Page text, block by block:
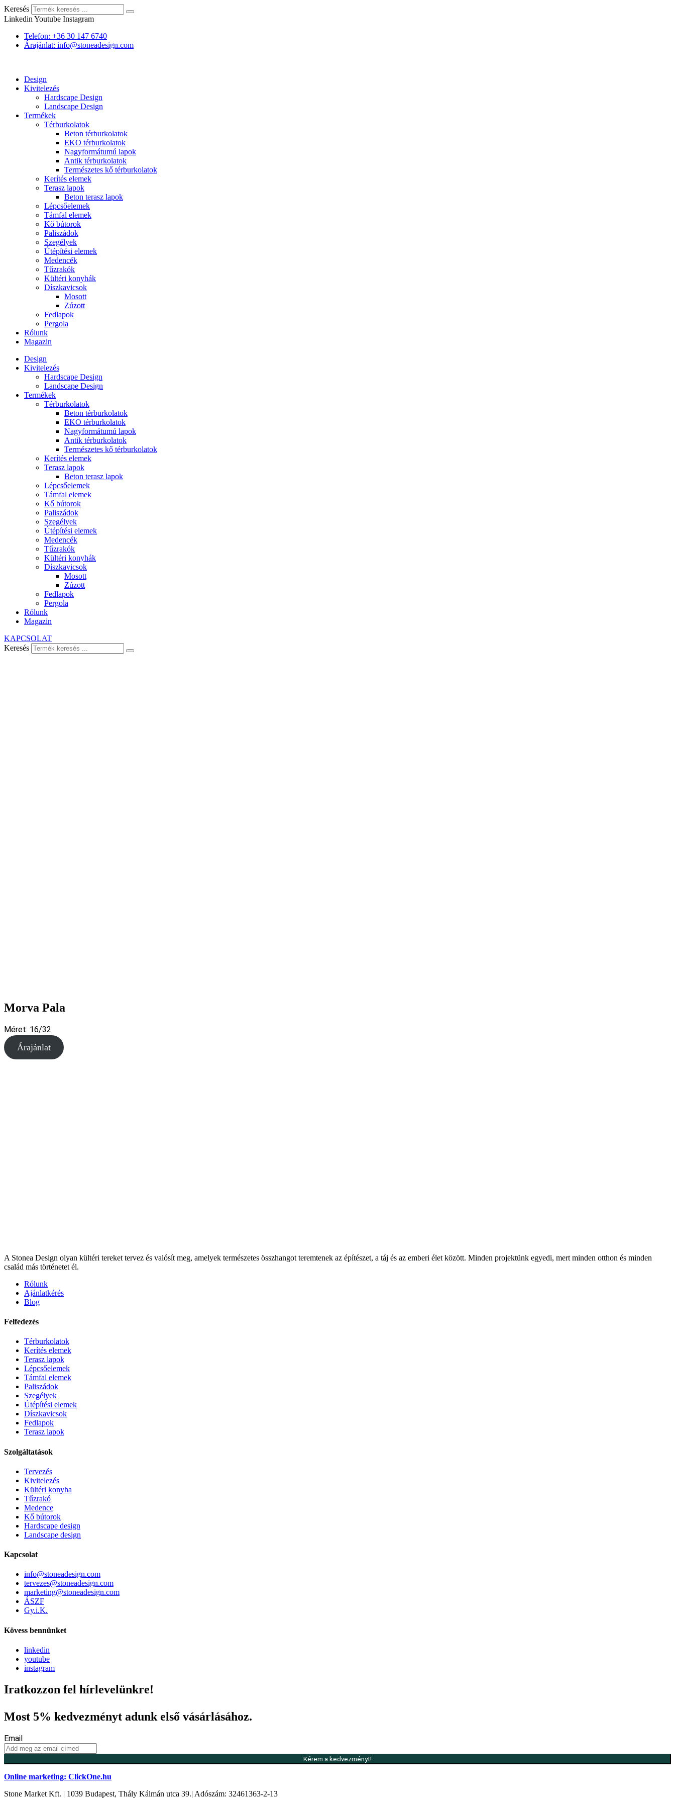
Keresés
Linkedin Youtube Instagram
Telefon: +36 30 147 6740
Árajánlat: info@stoneadesign.com
Design
Kivitelezés
Hardscape Design
Landscape Design
Termékek
Térburkolatok
Beton térburkolatok
EKO térburkolatok
Nagyformátumú lapok
Antik térburkolatok
Természetes kő térburkolatok
Kerítés elemek
Terasz lapok
Beton terasz lapok
Lépcsőelemek
Támfal elemek
Kő bútorok
Paliszádok
Szegélyek
Útépítési elemek
Medencék
Tűzrakók
Kültéri konyhák
Díszkavicsok
Mosott
Zúzott
Fedlapok
Pergola
Rólunk
Magazin
Design
Kivitelezés
Hardscape Design
Landscape Design
Termékek
Térburkolatok
Beton térburkolatok
EKO térburkolatok
Nagyformátumú lapok
Antik térburkolatok
Természetes kő térburkolatok
Kerítés elemek
Terasz lapok
Beton terasz lapok
Lépcsőelemek
Támfal elemek
Kő bútorok
Paliszádok
Szegélyek
Útépítési elemek
Medencék
Tűzrakók
Kültéri konyhák
Díszkavicsok
Mosott
Zúzott
Fedlapok
Pergola
Rólunk
Magazin
KAPCSOLAT
Keresés
Morva Pala
Méret: 16/32
Árajánlat
A Stonea Design olyan kültéri tereket tervez és valósít meg, amelyek természetes összhangot teremtenek az építészet, a táj és az emberi élet között. Minden projektünk egyedi, mert minden otthon és minden
család más történetet él.
Rólunk
Ajánlatkérés
Blog
Felfedezés
Térburkolatok
Kerítés elemek
Terasz lapok
Lépcsőelemek
Támfal elemek
Paliszádok
Szegélyek
Útépítési elemek
Díszkavicsok
Fedlapok
Terasz lapok
Szolgáltatások
Tervezés
Kivitelezés
Kültéri konyha
Tűzrakó
Medence
Kő bútorok
Hardscape design
Landscape design
Kapcsolat
info@stoneadesign.com
tervezes@stoneadesign.com
marketing@stoneadesign.com
ÁSZF
Gy.i.K.
Kövess bennünket
linkedin
youtube
instagram
Iratkozzon fel hírlevelünkre!
Most 5% kedvezményt adunk első vásárlásához.
Email
Kérem a kedvezményt!
Online marketing: ClickOne.hu
Stone Market Kft. | 1039 Budapest, Thály Kálmán utca 39.| Adószám: 32461363-2-13